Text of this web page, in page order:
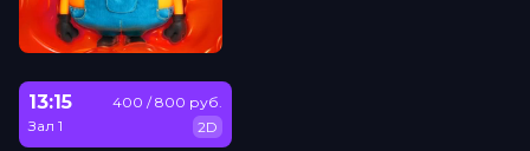
13:15
Зал 1
400 / 800 руб.
2D